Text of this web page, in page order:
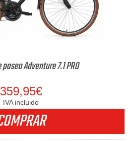
Adventure 7.1 PRO
359,95€
IVA incluido